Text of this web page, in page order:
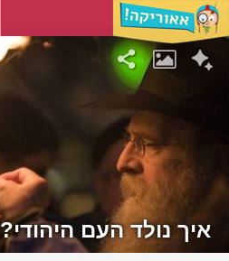
איך נולד העם היהודי?